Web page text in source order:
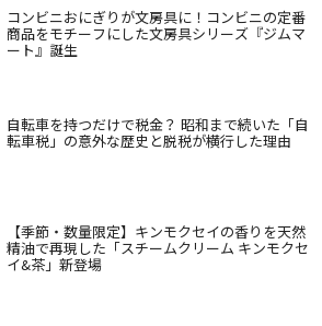
コンビニおにぎりが文房具に！コンビニの定番
商品をモチーフにした文房具シリーズ『ジムマ
ート』誕生
自転車を持つだけで税金？ 昭和まで続いた「自
転車税」の意外な歴史と脱税が横行した理由
【季節・数量限定】キンモクセイの香りを天然
精油で再現した「スチームクリーム キンモクセ
イ&茶」新登場